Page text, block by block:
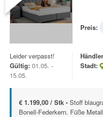
Preis:
Leider verpasst!
Gültig: 01.05. -
15.05.
Stadt:
€ 1.199,00 / Stk - Stoff
Bonell-Federkern. Füße